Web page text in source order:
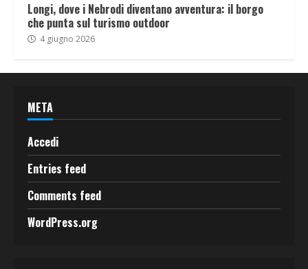
Longi, dove i Nebrodi diventano avventura: il borgo
che punta sul turismo outdoor
4 giugno 2026
META
Accedi
Entries feed
Comments feed
WordPress.org